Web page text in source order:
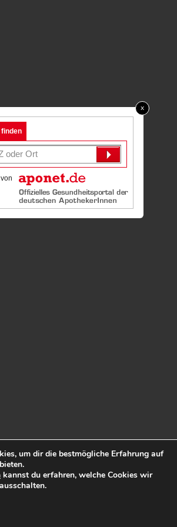
x
um dir die bestmögliche Erfahrung auf
kannst du erfahren, welche Cookies wir